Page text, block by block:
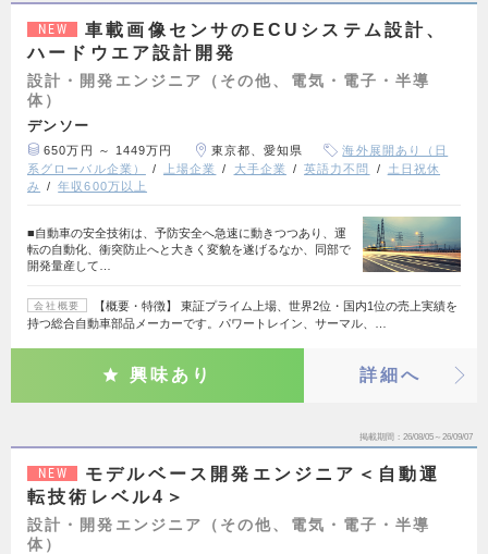
NEW
車載画像センサのECUシステム設計、
ハードウエア設計開発
設計・開発エンジニア（その他、電気・電子・半導
体）
デンソー
650万円 ～ 1449万円 東京都、愛知県
海外展開あり（日
系グローバル企業）
上場企業 大手企業 英語力不問
土日祝休
み
年収600万以上
■自動車の安全技術は、予防安全へ急速に動きつつあり、運
転の自動化、衝突防止へと大きく変貌を遂げるなか、同部で
開発量産して…
会社概要
【概要・特徴】 東証プライム上場、世界2位・国内1位の売上実績を
持つ総合自動車部品メーカーです。パワートレイン、サーマル、…
興味あり 詳細へ
掲載期間 26/08/05～26/09/07
NEW
モデルベース開発エンジニア＜自動運
転技術レベル4＞
設計・開発エンジニア（その他、電気・電子・半導
体）